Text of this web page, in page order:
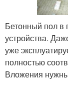
Бетонный пол в
устройства.
уже
полностью
Вложения